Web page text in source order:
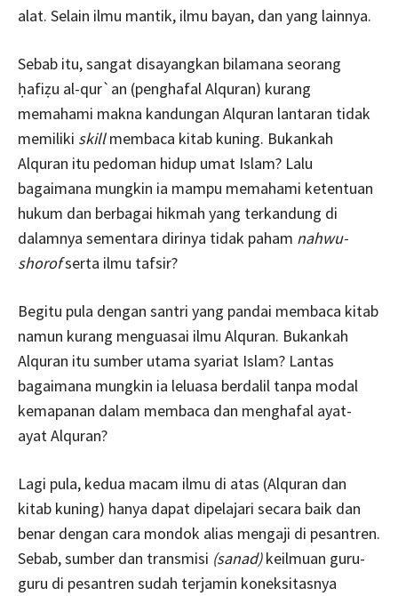
alat. Selain ilmu mantik, ilmu bayan, dan yang lainnya.
Sebab itu, sangat disayangkan bilamana seorang
ḥafiẓu al-qur`an (penghafal Alquran) kurang
memahami makna kandungan Alquran lantaran tidak
memiliki skillmembaca kitab kuning. Bukankah
Alquran itu pedoman hidup umat Islam? Lalu
bagaimana mungkin ia mampu memahami ketentuan
hukum dan berbagai hikmah yang terkandung di
dalamnya sementara dirinya tidak paham nahwu-
shorofserta ilmu tafsir?
Begitu pula dengan santri yang pandai membaca kitab
namun kurang menguasai ilmu Alquran. Bukankah
Alquran itu sumber utama syariat Islam? Lantas
bagaimana mungkin ia leluasa berdalil tanpa modal
kemapanan dalam membaca dan menghafal ayat-
ayat Alquran?
Lagi pula, kedua macam ilmu di atas (Alquran dan
kitab kuning) hanya dapat dipelajari secara baik dan
benar dengan cara mondok alias mengaji di pesantren.
Sebab, sumber dan transmisi (sanad)keilmuan guru-
guru di pesantren sudah terjamin koneksitasnya